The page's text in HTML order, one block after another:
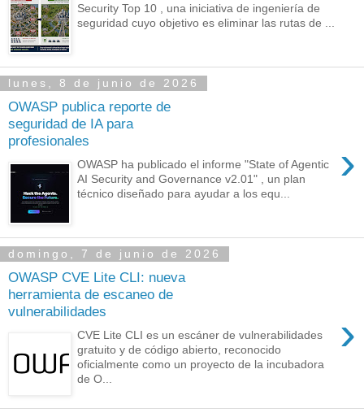
Security Top 10 , una iniciativa de ingeniería de
seguridad cuyo objetivo es eliminar las rutas de ...
lunes, 8 de junio de 2026
OWASP publica reporte de
seguridad de IA para
profesionales
›
OWASP ha publicado el informe "State of Agentic
AI Security and Governance v2.01" , un plan
técnico diseñado para ayudar a los equ...
domingo, 7 de junio de 2026
OWASP CVE Lite CLI: nueva
herramienta de escaneo de
vulnerabilidades
›
CVE Lite CLI es un escáner de vulnerabilidades
gratuito y de código abierto, reconocido
oficialmente como un proyecto de la incubadora
de O...